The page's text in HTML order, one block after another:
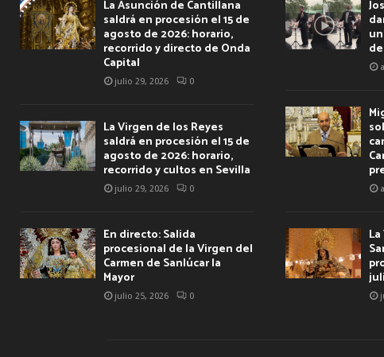
La Asunción de Cantillana
saldrá en procesión el 15 de
agosto de 2026: horario,
recorrido y directo de Onda
Capital
julio 29, 2026 0
La Virgen de los Reyes
saldrá en procesión el 15 de
agosto de 2026: horario,
recorrido y cultos en Sevilla
julio 29, 2026 0
En directo: Salida
procesional de la Virgen del
Carmen de Sanlúcar la
Mayor
julio 25, 2026 0